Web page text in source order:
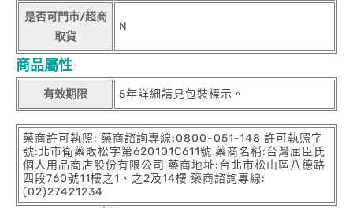
是否可門市/超商
取貨
N
商品屬性
有效期限 5年詳細請見包裝標示。
藥商許可執照: 藥商諮詢專線:0800-051-148 許可執照字
號:北市衛藥販松字第620101C611號 藥商名稱:台灣屈臣氏
個人用品商店股份有限公司 藥商地址:台北市松山區八德路
四段760號11樓之1、之2及14樓 藥商諮詢專線:
(02)27421234